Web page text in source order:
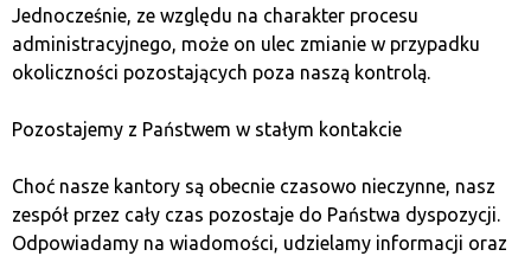
Перед початком інвестування визначте чіткі
ліміти на ризик і прибуток, щоб приймати рішення на
уникнення імпульсивних дій під впливом FOMO.
3. Проведіть ретельний аналіз
Jednocześnie, ze względu na charakter procesu
administracyjnego, może on ulec zmianie w przypadku
okoliczności pozostających poza naszą kontrolą.
Pozostajemy z Państwem w stałym kontakcie
Choć nasze kantory są obecnie czasowo nieczynne, nasz
zespół przez cały czas pozostaje do Państwa dyspozycji.
Odpowiadamy na wiadomości, udzielamy informacji oraz